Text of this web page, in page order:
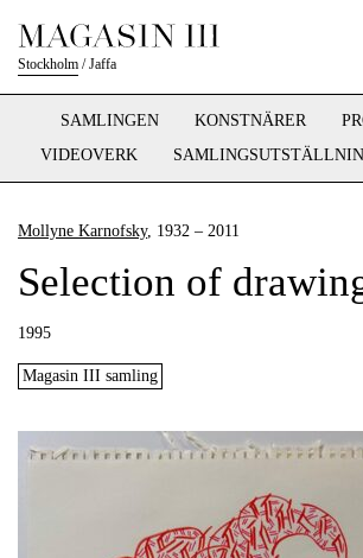
Stockholm /Jaffa
SAMLINGEN KONSTNÄRER
VIDEOVERK
Mollyne Karnofsky, 1932 – 2011
Selection of
1995
Magasin III samling